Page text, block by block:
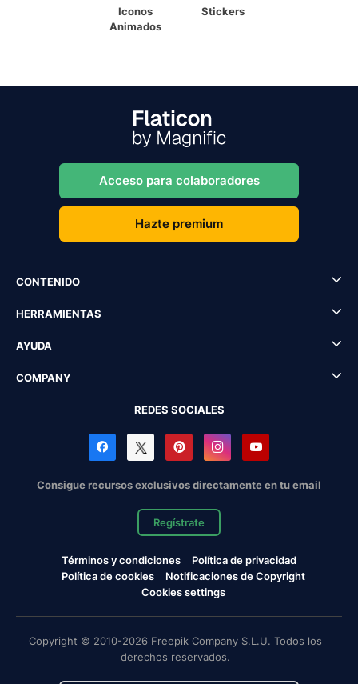
Iconos
Animados
Stickers
Acceso para colaboradores
Hazte premium
CONTENIDO
HERRAMIENTAS
AYUDA
COMPANY
REDES SOCIALES
Consigue recursos exclusivos directamente en tu email
Regístrate
Términos y condiciones
Política de privacidad
Política de cookies
Notificaciones de Copyright
Cookies settings
Copyright © 2010-2026 Freepik Company S.L.U. Todos los
derechos reservados.